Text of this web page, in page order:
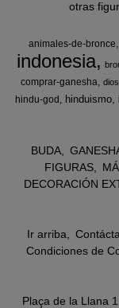
otras
animales-de-bronce
indonesia
comprar-ganesha
hindu-god
hinduismo
BUDA
FIGURAS
DECORACIÓN
Ir arriba
Condiciones de
Plaça de la Llana